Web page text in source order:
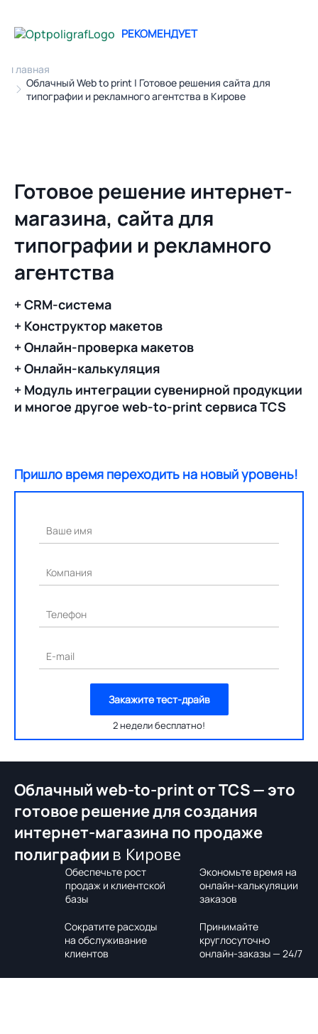
Главная
Облачный Web to print | Готовое решения сайта для
типографии и рекламного агентства в Кирове
РЕКОМЕНДУЕТ
Готовое решение интернет-
магазина, сайта для
типографии и рекламного
агентства
+ CRM-система
+ Конструктор макетов
+ Онлайн-проверка макетов
+ Онлайн-калькуляция
+ Модуль интеграции сувенирной продукции
и многое другое web-to-print сервиса TCS
Пришло время переходить на новый уровень!
Ваше имя
Компания
Телефон
E-mail
Закажите тест-драйв
2 недели бесплатно!
Облачный web-to-print от TCS — это
готовое решение для создания
интернет-магазина по продаже
полиграфии в Кирове
Обеспечьте рост
продаж и клиентской
базы
Экономьте время на
онлайн-калькуляции
заказов
Сократите расходы
на обслуживание
клиентов
Принимайте
круглосуточно
онлайн-заказы — 24/7